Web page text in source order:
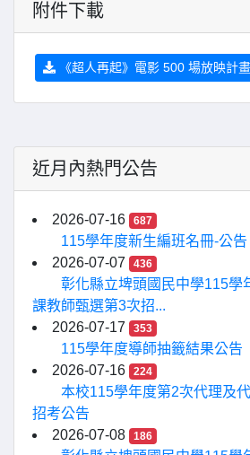
附件下載
《超人再起》電影 500 場放映計
近月內熱門公告
2026-07-16 687
115學年度新生編班名冊-公告
2026-07-07
436
彰化縣立埤頭國民中學115學
課教師甄選第3次招...
2026-07-17
353
115學年度導師抽籤結果公告
2026-07-16
224
本校115學年度第2次代理及
招考公告
2026-07-08
186